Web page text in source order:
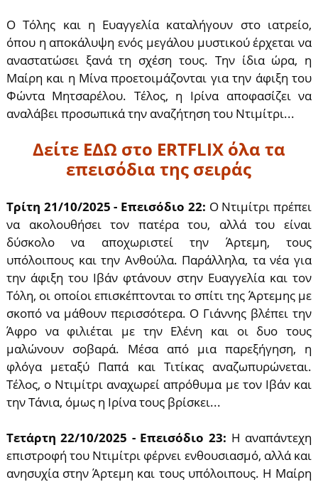
Ο Τόλης και η Ευαγγελία καταλήγουν στο ιατρείο,
όπου η αποκάλυψη ενός μεγάλου μυστικού έρχεται να
αναστατώσει ξανά τη σχέση τους. Την ίδια ώρα, η
Μαίρη και η Μίνα προετοιμάζονται για την άφιξη του
Φώντα Μητσαρέλου. Τέλος, η Ιρίνα αποφασίζει να
αναλάβει προσωπικά την αναζήτηση του Ντιμίτρι...
Δείτε ΕΔΩ στο ERTFLIX όλα τα
επεισόδια της σειράς
Τρίτη 21/10/2025 - Επεισόδιο 22: Ο Ντιμίτρι πρέπει
να ακολουθήσει τον πατέρα του, αλλά του είναι
δύσκολο να αποχωριστεί την Άρτεμη, τους
υπόλοιπους και την Ανθούλα. Παράλληλα, τα νέα για
την άφιξη του Ιβάν φτάνουν στην Ευαγγελία και τον
Τόλη, οι οποίοι επισκέπτονται το σπίτι της Άρτεμης με
σκοπό να μάθουν περισσότερα. Ο Γιάννης βλέπει την
Άφρο να φιλιέται με την Ελένη και οι δυο τους
μαλώνουν σοβαρά. Μέσα από μια παρεξήγηση, η
φλόγα μεταξύ Παπά και Τιτίκας αναζωπυρώνεται.
Τέλος, ο Ντιμίτρι αναχωρεί απρόθυμα με τον Ιβάν και
την Τάνια, όμως η Ιρίνα τους βρίσκει...
Τετάρτη 22/10/2025 - Επεισόδιο 23: Η αναπάντεχη
επιστροφή του Ντιμίτρι φέρνει ενθουσιασμό, αλλά και
ανησυχία στην Άρτεμη και τους υπόλοιπους. Η Μαίρη